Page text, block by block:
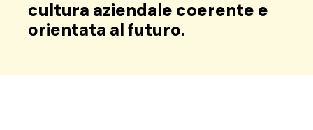
cultura aziendale coerente e
orientata al futuro.